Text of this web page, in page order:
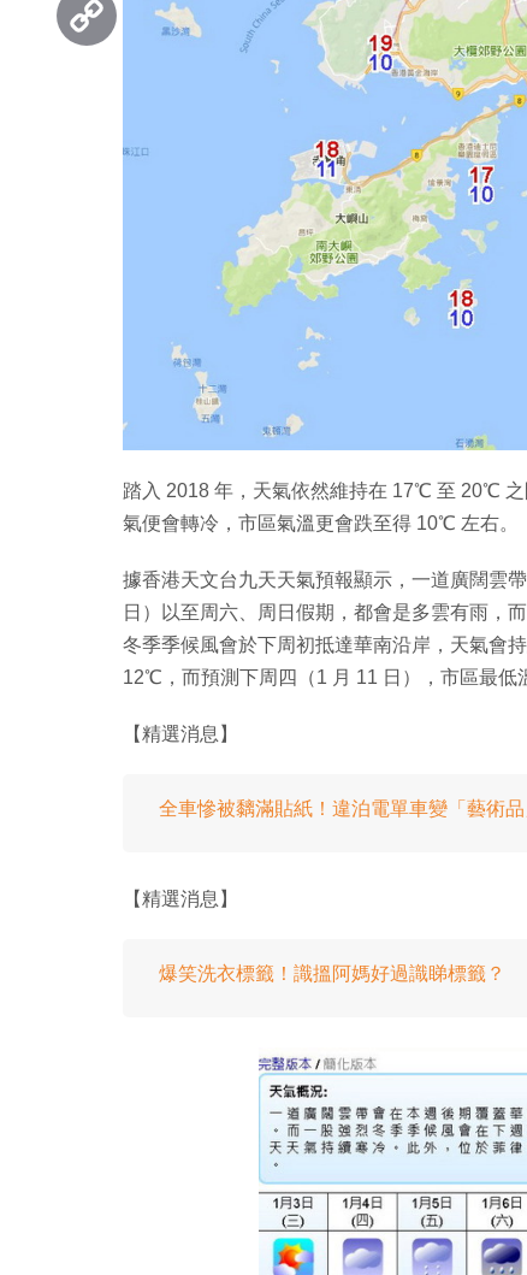
踏入 2018 年，天氣依然維持在 17℃ 至 20℃
氣便會轉冷，市區氣溫更會跌至得 10℃ 左右。
據香港天文台九天天氣預報顯示，一道廣闊雲
日）以至周六、周日假期，都會是多雲有雨
冬季季候風會於下周初抵達華南沿岸，天氣會
12℃，而預測下周四（1 月 11 日），市區最低
【精選消息】
全車慘被黐滿貼紙！違泊電單車變「藝術品
【精選消息】
爆笑洗衣標籤！識搵阿媽好過識睇標籤？